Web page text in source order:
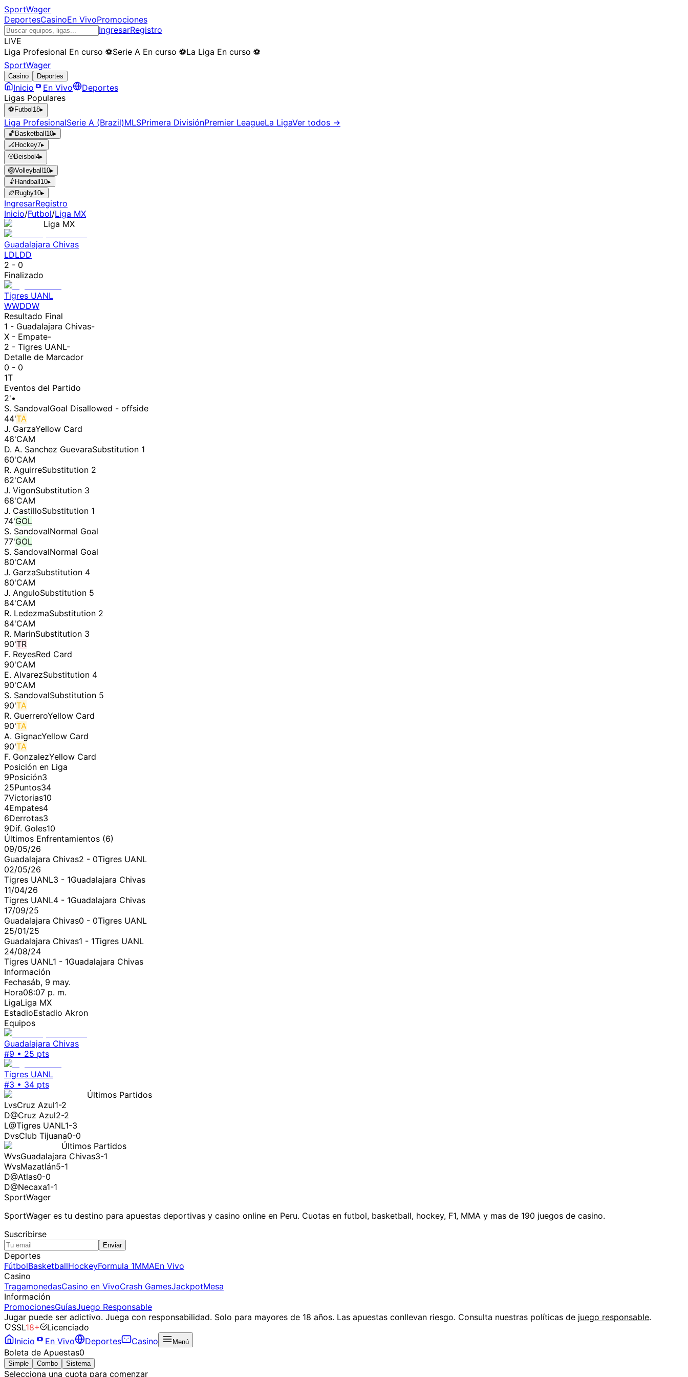
SportWager
DeportesCasinoEn VivoPromociones
IngresarRegistro
LIVE
Liga Profesional En curso ⚽Serie A En curso ⚽La Liga En curso ⚽
SportWager
Casino Deportes
Inicio En Vivo
Deportes
Ligas Populares
⚽ Futbol 18▸
Liga ProfesionalSerie A (Brazil)MLSPrimera DivisiónPremier LeagueLa LigaVer todos →
🏀 Basketball 10▸
🏒 Hockey7▸
⚾Beisbol 4▸
🏐Volleyball 10▸
🤾 Handball 10▸
🏉 Rugby10▸
IngresarRegistro
Inicio/Futbol/Liga MX
Liga MX
Guadalajara Chivas
LDLDD
2 - 0
Finalizado
Tigres UANL
WWDDW
Resultado Final
1 - Guadalajara Chivas-
X - Empate-
2 - Tigres UANL-
Detalle de Marcador
0 - 0
1T
Eventos del Partido
2'•
S. SandovalGoal Disallowed - offside
44'TA
J. GarzaYellow Card
46'CAM
D. A. Sanchez GuevaraSubstitution 1
60'CAM
R. AguirreSubstitution 2
62'CAM
J. VigonSubstitution 3
68'CAM
J. CastilloSubstitution 1
74'GOL
S. SandovalNormal Goal
77'GOL
S. SandovalNormal Goal
80'CAM
J. GarzaSubstitution 4
80'CAM
J. AnguloSubstitution 5
84'CAM
R. LedezmaSubstitution 2
84'CAM
R. MarinSubstitution 3
90'TR
F. ReyesRed Card
90'CAM
E. AlvarezSubstitution 4
90'CAM
S. SandovalSubstitution 5
90'TA
R. GuerreroYellow Card
90'TA
A. GignacYellow Card
90'TA
F. GonzalezYellow Card
Posición en Liga
9Posición3
25Puntos34
7Victorias10
4Empates4
6Derrotas3
9Dif. Goles10
Últimos Enfrentamientos (6)
09/05/26
Guadalajara Chivas2 - 0Tigres UANL
02/05/26
Tigres UANL3 - 1Guadalajara Chivas
11/04/26
Tigres UANL4 - 1Guadalajara Chivas
17/09/25
Guadalajara Chivas0 - 0Tigres UANL
25/01/25
Guadalajara Chivas1 - 1Tigres UANL
24/08/24
Tigres UANL1 - 1Guadalajara Chivas
Información
Fechasáb, 9 may.
Hora08:07 p. m.
LigaLiga MX
EstadioEstadio Akron
Equipos
Guadalajara Chivas
#9 • 25 pts
Tigres UANL
#3 • 34 pts
Últimos Partidos
LvsCruz Azul1-2
D@Cruz Azul2-2
L@Tigres UANL1-3
DvsClub Tijuana0-0
Últimos Partidos
WvsGuadalajara Chivas3-1
WvsMazatlán5-1
D@Atlas0-0
D@Necaxa1-1
SportWager
SportWager es tu destino para apuestas deportivas y casino online en Peru. Cuotas en futbol, basketball, hockey, F1, MMA y mas de 190 juegos de casino.
Suscribirse
Enviar
Deportes
FútbolBasketballHockeyFormula 1MMAEn Vivo
Casino
TragamonedasCasino en VivoCrash GamesJackpotMesa
Información
PromocionesGuíasJuego Responsable
Jugar puede ser adictivo. Juega con responsabilidad. Solo para mayores de 18 años. Las apuestas conllevan riesgo. Consulta nuestras políticas de juego responsable.
SSL18+
Licenciado
Inicio
En Vivo Deportes Casino Menú
Boleta de Apuestas0
Simple Combo Sistema
Selecciona una cuota para comenzar